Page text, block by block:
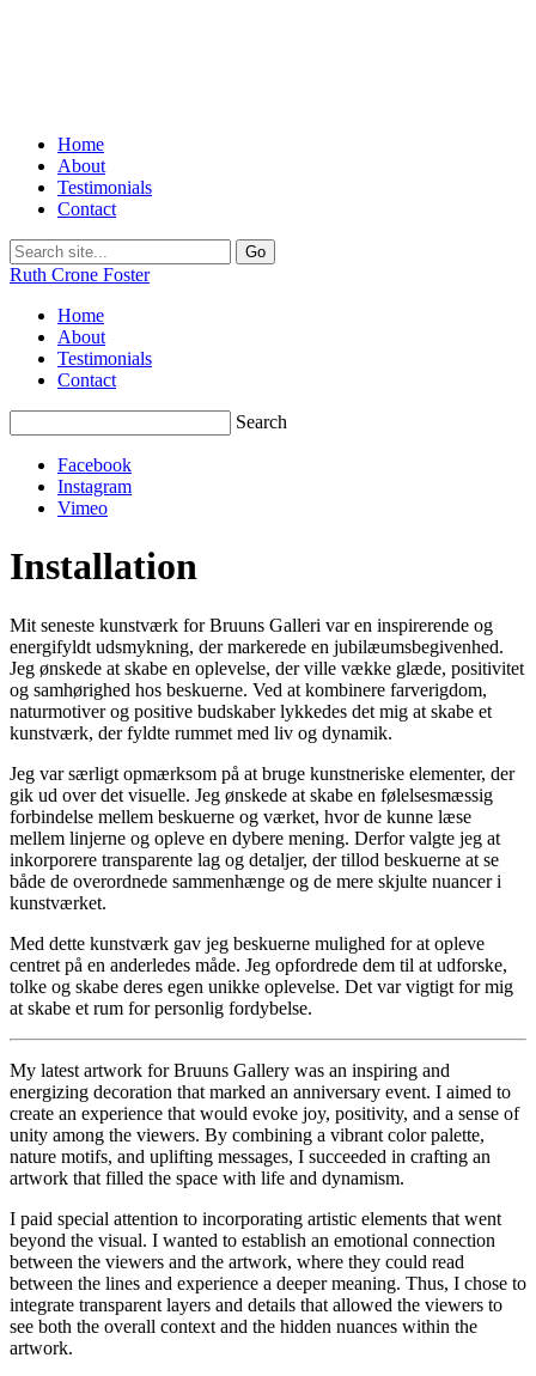
Home
About
Testimonials
Contact
Ruth Crone Foster
Home
About
Testimonials
Contact
Search
Facebook
Instagram
Vimeo
Installation
Mit seneste kunstværk for Bruuns Galleri var en inspirerende og
energifyldt udsmykning, der markerede en jubilæumsbegivenhed.
Jeg ønskede at skabe en oplevelse, der ville vække glæde, positivitet
og samhørighed hos beskuerne. Ved at kombinere farverigdom,
naturmotiver og positive budskaber lykkedes det mig at skabe et
kunstværk, der fyldte rummet med liv og dynamik.
Jeg var særligt opmærksom på at bruge kunstneriske elementer, der
gik ud over det visuelle. Jeg ønskede at skabe en følelsesmæssig
forbindelse mellem beskuerne og værket, hvor de kunne læse
mellem linjerne og opleve en dybere mening. Derfor valgte jeg at
inkorporere transparente lag og detaljer, der tillod beskuerne at se
både de overordnede sammenhænge og de mere skjulte nuancer i
kunstværket.
Med dette kunstværk gav jeg beskuerne mulighed for at opleve
centret på en anderledes måde. Jeg opfordrede dem til at udforske,
tolke og skabe deres egen unikke oplevelse. Det var vigtigt for mig
at skabe et rum for personlig fordybelse.
My latest artwork for Bruuns Gallery was an inspiring and
energizing decoration that marked an anniversary event. I aimed to
create an experience that would evoke joy, positivity, and a sense of
unity among the viewers. By combining a vibrant color palette,
nature motifs, and uplifting messages, I succeeded in crafting an
artwork that filled the space with life and dynamism.
I paid special attention to incorporating artistic elements that went
beyond the visual. I wanted to establish an emotional connection
between the viewers and the artwork, where they could read
between the lines and experience a deeper meaning. Thus, I chose to
integrate transparent layers and details that allowed the viewers to
see both the overall context and the hidden nuances within the
artwork.